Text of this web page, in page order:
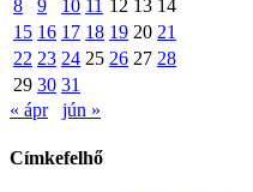
8
9 10 11 12 13 14
15 16 17 18 19 20 21
22 23 24 25 26 27 28
29 30 31
« ápr
jún »
Címkefelhő